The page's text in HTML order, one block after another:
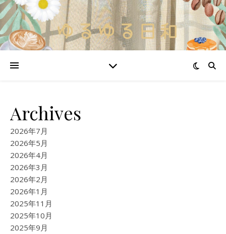
Archives
2026年7月
2026年5月
2026年4月
2026年3月
2026年2月
2026年1月
2025年11月
2025年10月
2025年9月